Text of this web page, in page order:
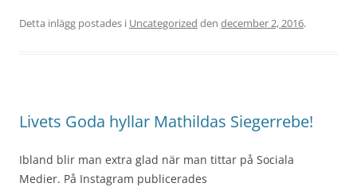
Detta inlägg postades i Uncategorized den december 2, 2016.
Livets Goda hyllar Mathildas Siegerrebe!
Ibland blir man extra glad när man tittar på Sociala
Medier. På Instagram publicerades